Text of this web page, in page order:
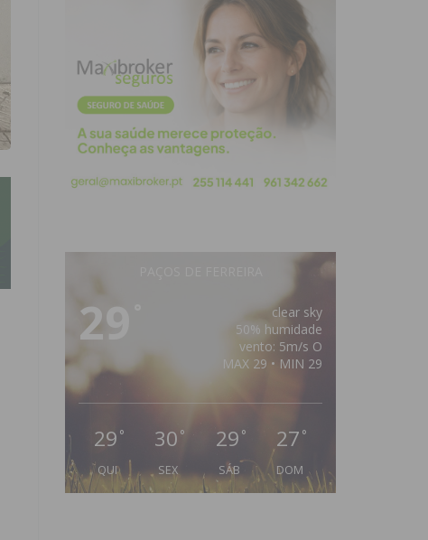
29
clear sky
50% humidade
vento: 5m/s O
MAX 29 • MIN 29
29 °
QUI
30 °
SEX
29 °
SÁB
27 °
DOM